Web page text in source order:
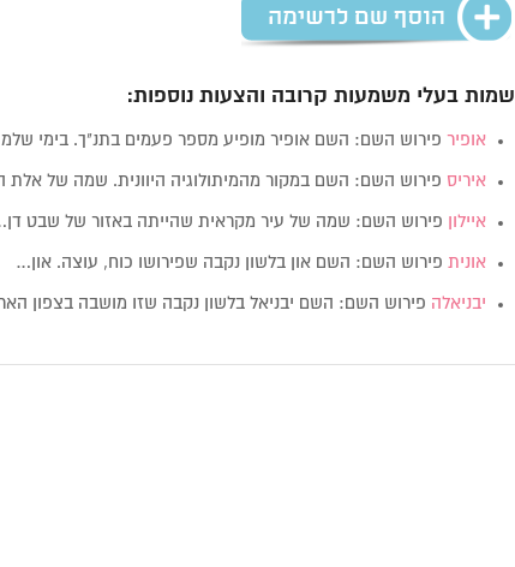
שמות בעלי משמעות קרובה והצעות נוספות:
אופיר פירוש השם: השם אופיר מופיע מספר פעמים בתנ"ך. בימי
איריס פירוש השם: השם במקור מהמיתולוגיה היוונית. שמה של
איילון פירוש השם: שמה של עיר מקראית שהייתה באזור של שבט
אונית פירוש השם: השם און בלשון נקבה שפירושו כוח, עוצה. און…
יבניאלה פירוש השם: השם יבניאל בלשון נקבה שזו מושבה בצפון